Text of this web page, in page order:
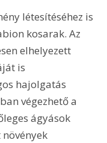
létesítéséhez is
kosarak. Az
elhelyezett
is
hajolgatás
végezhető a
ágyások